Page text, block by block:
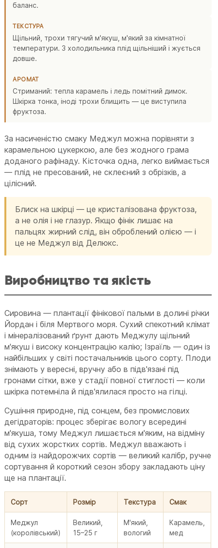
баланс.
ТЕКСТУРА
Щільний, трохи тягучий м'якуш, м'який за кімнатної
температури. З холодильника плід щільніший і жується
довше.
АРОМАТ
Стриманий: тепла карамель і ледь помітний димок.
Шкірка тонка, іноді трохи блищить — це виступила
фруктоза.
За насиченістю смаку Меджул можна порівняти з
карамельною цукеркою, але без жодного грама
доданого рафінаду. Кісточка одна, легко виймається
— плід не пресований, не склеєний з обрізків, а
цілісний.
Блиск на шкірці — це кристалізована фруктоза,
а не олія і не глазур. Якщо фінік лишає на
пальцях жирний слід, він оброблений олією — і
це не Меджул від Делюкс.
Виробництво та якість
Сировина — плантації фінікової пальми в долині річки
Йордан і біля Мертвого моря. Сухий спекотний клімат
і мінералізований ґрунт дають Меджулу щільний
м'якуш і високу концентрацію калію; Ізраїль — один із
найбільших у світі постачальників цього сорту. Плоди
знімають у вересні, вручну або в підв'язані під
гронами сітки, вже у стадії повної стиглості — коли
шкірка потемніла й підв'ялилася просто на гілці.
Сушіння природне, під сонцем, без промислових
дегідраторів: процес зберігає вологу всередині
м'якуша, тому Меджул лишається м'яким, на відміну
від сухих жорстких сортів. Меджул вважають і
одним із найдорожчих сортів — великий калібр, ручне
сортування й короткий сезон збору закладають ціну
ще на плантації.
Сорт Розмір Текстура Смак
Меджул
(королівський)
Великий,
15–25 г
М'який,
вологий
Карамель,
мед